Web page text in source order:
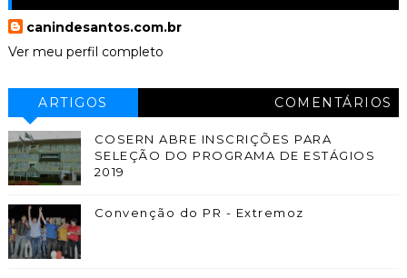
canindesantos.com.br
Ver meu perfil completo
ARTIGOS COMENTÁRIOS
COSERN ABRE INSCRIÇÕES PARA
SELEÇÃO DO PROGRAMA DE ESTÁGIOS
2019
Convenção do PR - Extremoz